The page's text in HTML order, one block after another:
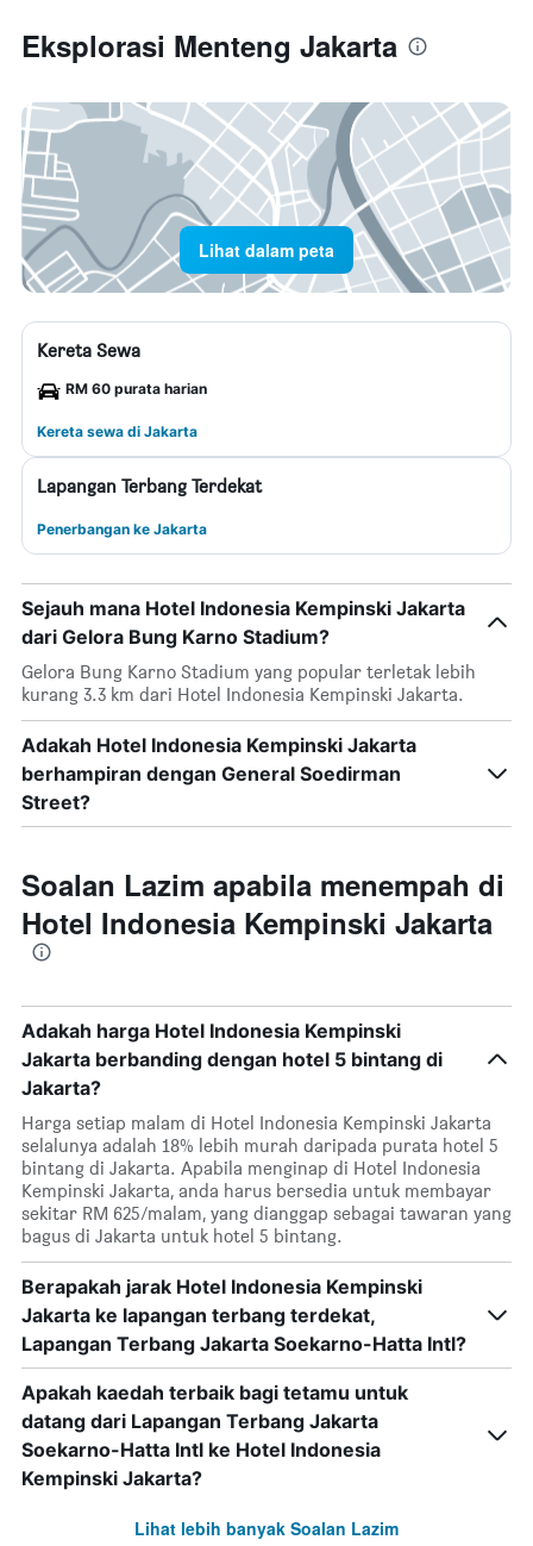
Eksplorasi Menteng Jakarta
Lihat dalam peta
Kereta Sewa
RM 60 purata harian
Kereta sewa di Jakarta
Lapangan Terbang Terdekat
Penerbangan ke Jakarta
Sejauh mana Hotel Indonesia Kempinski Jakarta
dari Gelora Bung Karno Stadium?
Gelora Bung Karno Stadium yang popular terletak lebih
kurang 3.3 km dari Hotel Indonesia Kempinski Jakarta.
Adakah Hotel Indonesia Kempinski Jakarta
berhampiran dengan General Soedirman
Street?
Soalan Lazim apabila menempah di
Hotel Indonesia Kempinski Jakarta
Adakah harga Hotel Indonesia Kempinski
Jakarta berbanding dengan hotel 5 bintang di
Jakarta?
Harga setiap malam di Hotel Indonesia Kempinski Jakarta
selalunya adalah 18% lebih murah daripada purata hotel 5
bintang di Jakarta. Apabila menginap di Hotel Indonesia
Kempinski Jakarta, anda harus bersedia untuk membayar
sekitar RM 625/malam, yang dianggap sebagai tawaran yang
bagus di Jakarta untuk hotel 5 bintang.
Berapakah jarak Hotel Indonesia Kempinski
Jakarta ke lapangan terbang terdekat,
Lapangan Terbang Jakarta Soekarno-Hatta Intl?
Apakah kaedah terbaik bagi tetamu untuk
datang dari Lapangan Terbang Jakarta
Soekarno-Hatta Intl ke Hotel Indonesia
Kempinski Jakarta?
Lihat lebih banyak Soalan Lazim